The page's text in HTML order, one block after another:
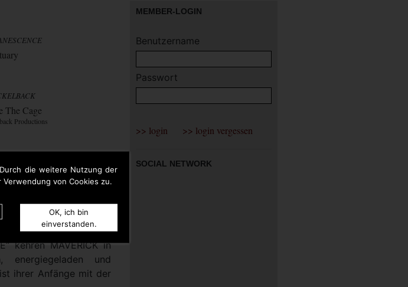
die weitere Nutzung der
Verwendung von Cookies zu.
OK, ich bin
einverstanden.
The Cage
Productions
kehren MAVERICK in
und
ihrer Anfänge mit der
MEMBER-LOGIN
Benutzername
Passwort
SOCIAL NETWORK